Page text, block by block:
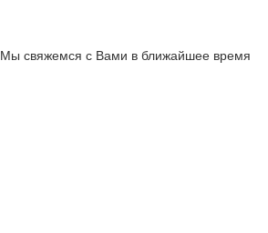
Мы свяжемся с Вами в ближайшее время